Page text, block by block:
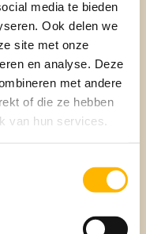
media te bieden
Ook delen we
site met onze
en analyse. Deze
met andere
of die ze hebben
van hun services.
kosten maar
impact. Overweeg
als een
je hierbij in
Duurzame
worden
je de meest
die past bij de
alleen kosten